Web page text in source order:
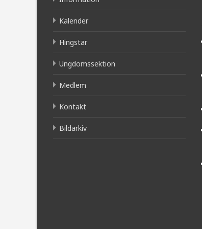
Kalender
Hingstar
Ungdomssektion
Medlem
Kontakt
Bildarkiv